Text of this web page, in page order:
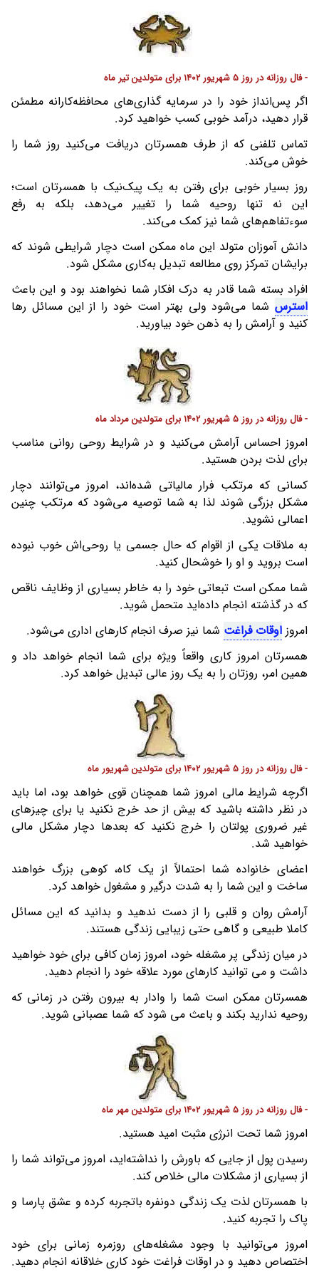
- فال روزانه در روز 5 شهریور 1402 برای متولدین تیر ماه
اگر پس‌انداز خود را در سرمایه گذاری‌های محافظه‌کارانه مطمئن
قرار دهید، درآمد خوبی کسب خواهید کرد.
تماس تلفنی که از طرف همسرتان دریافت می‌کنید روز شما را
خوش می‌کند.
روز بسیار خوبی برای رفتن به یک پیک‌نیک با همسرتان است؛
این نه تنها روحیه شما را تغییر می‌دهد، بلکه به رفع
سوءتفاهم‌های شما نیز کمک می‌کند.
دانش آموزان متولد این ماه ممکن است دچار شرایطی شوند که
برایشان تمرکز روی مطالعه تبدیل به‌کاری مشکل شود.
افراد بسته شما قادر به درک افکار شما نخواهند بود و این باعث
استرس شما می‌شود ولی بهتر است خود را از این مسائل رها
کنید و آرامش را به ذهن خود بیاورید.
- فال روزانه در روز 5 شهریور 1402 برای متولدین مرداد ماه
امروز احساس آرامش می‌کنید و در شرایط روحی روانی مناسب
برای لذت بردن هستید.
کسانی که مرتکب فرار مالیاتی شده‌اند، امروز می‌توانند دچار
مشکل بزرگی شوند لذا به شما توصیه می‌شود که مرتکب چنین
اعمالی نشوید.
به ملاقات یکی از اقوام که حال جسمی یا روحی‌اش خوب نبوده
است بروید و او را خوشحال کنید.
شما ممکن است تبعاتی خود را به خاطر بسیاری از وظایف ناقص
که در گذشته انجام داده‌اید متحمل شوید.
امروز اوقات فراغت شما نیز صرف انجام کارهای اداری می‌شود.
همسرتان امروز کاری واقعاً ویژه برای شما انجام خواهد داد و
همین امر، روزتان را به یک روز عالی تبدیل خواهد کرد.
- فال روزانه در روز 5 شهریور 1402 برای متولدین شهریور ماه
اگرچه شرایط مالی امروز شما همچنان قوی خواهد بود، اما باید
در نظر داشته باشید که بیش از حد خرج نکنید یا برای چیزهای
غیر ضروری پولتان را خرج نکنید که بعدها دچار مشکل مالی
خواهید شد.
اعضای خانواده شما احتمالاً از یک کاه، کوهی بزرگ خواهند
ساخت و این شما را به شدت درگیر و مشغول خواهد کرد.
آرامش روان و قلبی را از دست ندهید و بدانید که این مسائل
کاملا طبیعی و گاهی حتی زیبایی زندگی هستند.
در میان زندگی پر مشغله خود، امروز زمان کافی برای خود خواهید
داشت و می توانید کارهای مورد علاقه خود را انجام دهید.
همسرتان ممکن است شما را وادار به بیرون رفتن در زمانی که
روحیه ندارید بکند و باعث می شود که شما عصبانی شوید.
- فال روزانه در روز 5 شهریور 1402 برای متولدین مهر ماه
امروز شما تحت انرژی مثبت امید هستید.
رسیدن پول از جایی که باورش را نداشته‌اید، امروز می‌تواند شما را
از بسیاری از مشکلات مالی خلاص کند.
با همسرتان لذت یک زندگی دونفره باتجربه کرده و عشق پارسا و
پاک را تجربه کنید.
امروز می‌توانید با وجود مشغله‌های روزمره زمانی برای خود
اختصاص دهید و در اوقات فراغت خود کاری خلاقانه انجام دهید.